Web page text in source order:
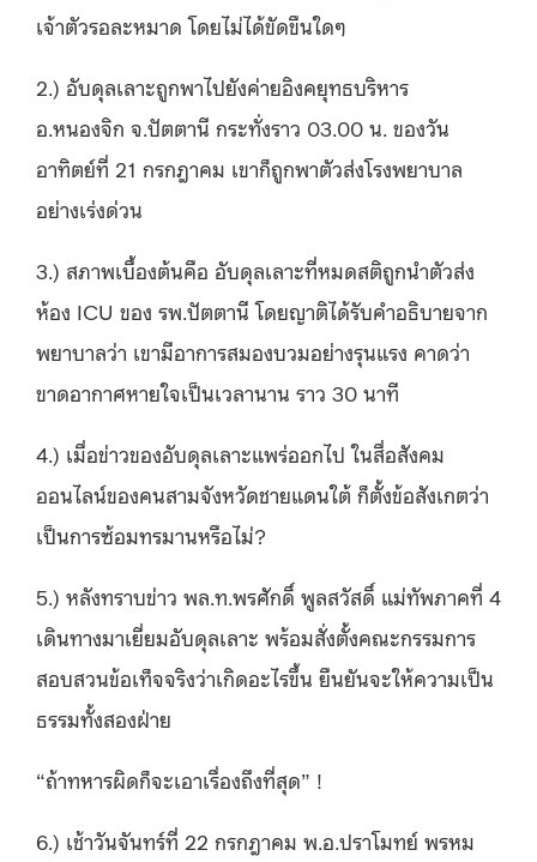
เจ้าตัวรอละหมาด โดยไม่ได้ขัดขืนใดๆ
2.) อับดุลเลาะถูกพาไปยังค่ายอิงคยุทธบริหาร
อ.หนองจิก จ.ปัตตานี กระทั่งราว 03.00 น. ของวัน
อาทิตย์ที่ 21 กรกฎาคม เขาก็ถูกพาตัวส่งโรงพยาบาล
อย่างเร่งด่วน
3.) สภาพเบื้องต้นคือ อับดุลเลาะที่หมดสติถูกนำตัวส่ง
ห้อง ICU ของ รพ.ปัตตานี โดยญาติได้รับคำอธิบายจาก
พยาบาลว่า เขามีอาการสมองบวมอย่างรุนแรง คาดว่า
ขาดอากาศหายใจเป็นเวลานาน ราว 30 นาที
4.) เมื่อข่าวของอับดุลเลาะแพร่ออกไป ในสื่อสังคม
ออนไลน์ของคนสามจังหวัดชายแดนใต้ ก็ตั้งข้อสังเกตว่า
เป็นการซ้อมทรมานหรือไม่?
5.) หลังทราบข่าว พล.ท.พรศักดิ์ พูลสวัสดิ์ แม่ทัพภาคที่ 4
เดินทางมาเยี่ยมอับดุลเลาะ พร้อมสั่งตั้งคณะกรรมการ
สอบสวนข้อเท็จจริงว่าเกิดอะไรขึ้น ยืนยันจะให้ความเป็น
ธรรมทั้งสองฝ่าย
“ถ้าทหารผิดก็จะเอาเรื่องถึงที่สุด” !
6.) เช้าวันจันทร์ที่ 22 กรกฎาคม พ.อ.ปราโมทย์ พรหม